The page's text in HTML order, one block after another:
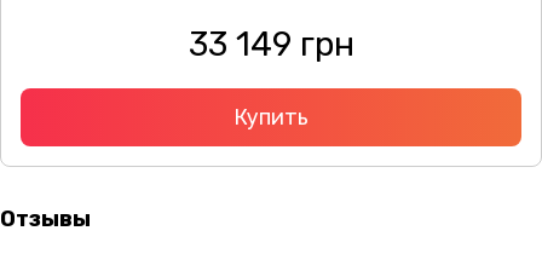
33 149 грн
Купить
Отзывы